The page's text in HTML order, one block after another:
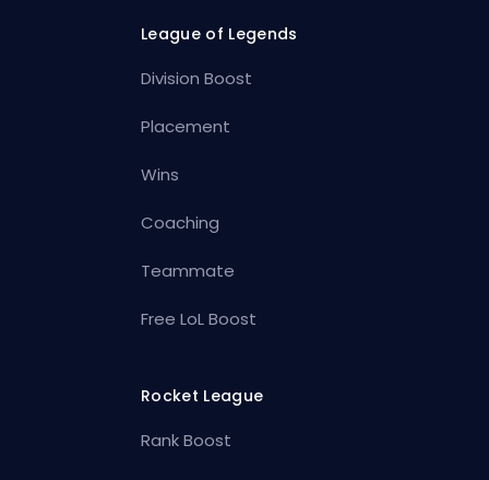
League of Legends
Division Boost
Placement
Wins
Coaching
Teammate
Free LoL Boost
Rocket League
Rank Boost